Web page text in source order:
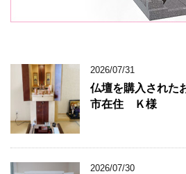
2026/07/31
仏壇を購入された
市在住 Ｋ様
2026/07/30